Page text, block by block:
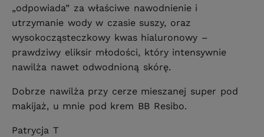
„odpowiada” za właściwe nawodnienie i
utrzymanie wody w czasie suszy, oraz
wysokocząsteczkowy kwas hialuronowy –
prawdziwy eliksir młodości, który intensywnie
nawilża nawet odwodnioną skórę.
Dobrze nawilża przy cerze mieszanej super pod
makijaż, u mnie pod krem BB Resibo.
Patrycja T